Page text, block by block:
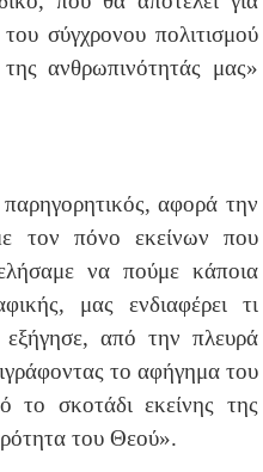
σύγχρονου πολιτισμού
ανθρωπινότητάς μας»
αφορά την
τον πόνο εκείνων που
να πούμε κάποια
μας ενδιαφέρει τι
εξήγησε, από την πλευρά
το αφήγημα του
το σκοτάδι εκείνης της
του Θεού».